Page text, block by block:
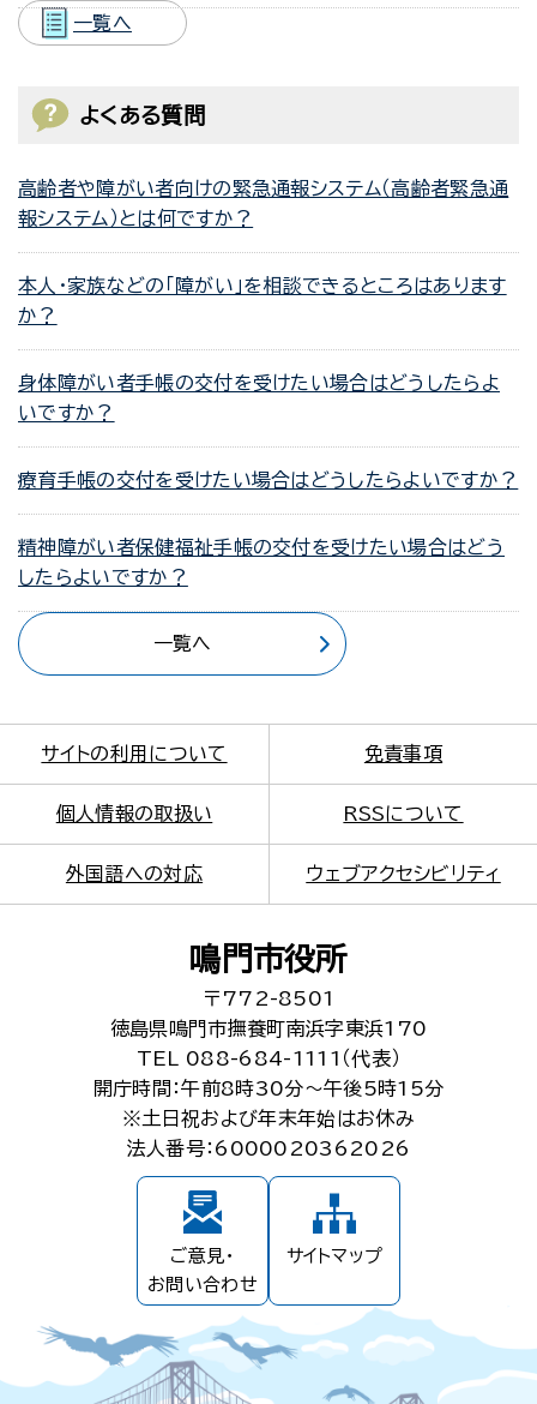
一覧へ
よくある質問
高齢者や障がい者向けの緊急通報システム（高齢者緊急通
報システム）とは何ですか？
本人・家族などの「障がい」を相談できるところはあります
か？
身体障がい者手帳の交付を受けたい場合はどうしたらよ
いですか？
療育手帳の交付を受けたい場合はどうしたらよいですか？
精神障がい者保健福祉手帳の交付を受けたい場合はどう
したらよいですか？
一覧へ
サイトの利用について 免責事項
個人情報の取扱い RSSについて
外国語への対応 ウェブアクセシビリティ
鳴門市役所
〒772-8501
徳島県鳴門市撫養町南浜字東浜170
TEL 088-684-1111（代表）
開庁時間：午前8時30分～午後5時15分
※土日祝および年末年始はお休み
法人番号：6000020362026
ご意見・
お問い合わせ
サイトマップ